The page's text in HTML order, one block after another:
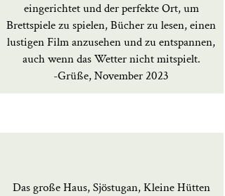
eingerichtet und der perfekte Ort, um
Brettspiele zu spielen, Bücher zu lesen, einen
lustigen Film anzusehen und zu entspannen,
auch wenn das Wetter nicht mitspielt.
-Grüße, November 2023
Das große Haus, Sjöstugan, Kleine Hütten